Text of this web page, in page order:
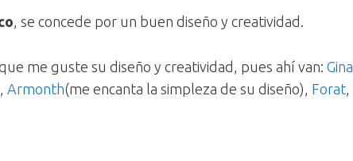
, se concede por un buen diseño y creatividad.
me guste su diseño y creatividad, pues ahí van: Gina
Armonth(me encanta la simpleza de su diseño), Forat,